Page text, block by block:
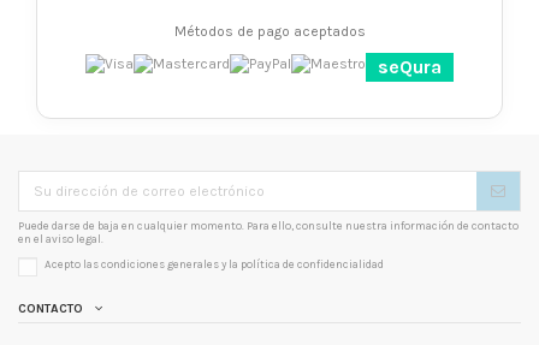
Métodos de pago aceptados
seQura
Puede darse de baja en cualquier momento. Para ello, consulte nuestra información de contacto
en el aviso legal.
Acepto las condiciones generales y la política de confidencialidad
CONTACTO